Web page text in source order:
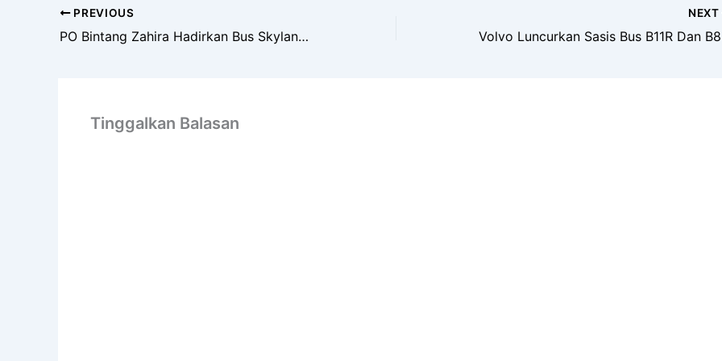
PREVIOUS
PO Bintang Zahira Hadirkan Bus Skylander R22 Versi SHD
NEXT
Tinggalkan Balasan